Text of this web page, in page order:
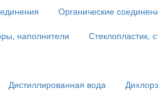
Органические
наполнители
Стеклопластик,
Дистиллированная вода